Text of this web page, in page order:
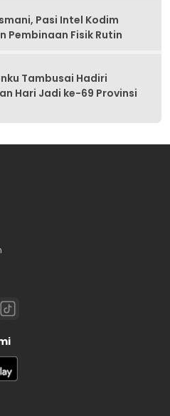
Pasi Intel Kodim
Pembinaan Fisik Rutin
Tambusai Hadiri
Hari Jadi ke-69 Provinsi